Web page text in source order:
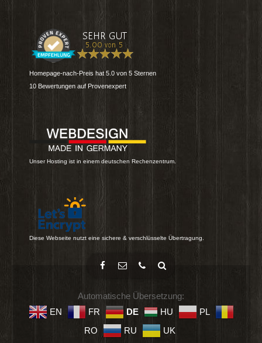
Homepage-nach-Preis hat 5.0 von 5 Sternen
10 Bewertungen auf Provenexpert
Unser Hosting ist in einem deutschen Rechenzentrum.
Diese Webseite nutzt eine sichere & verschlüsselte Übertragung.
Automatische Übersetzung:
EN
FR DE HU
PL
RO
RU UK